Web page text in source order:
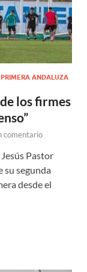
PRIMERA ANDALUZA
los firmes
comentario
Pastor
su segunda
desde el